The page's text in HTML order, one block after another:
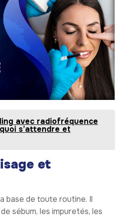
avec radiofréquence
s’attendre et
et
base de toute routine. Il
sébum, les impuretés, les